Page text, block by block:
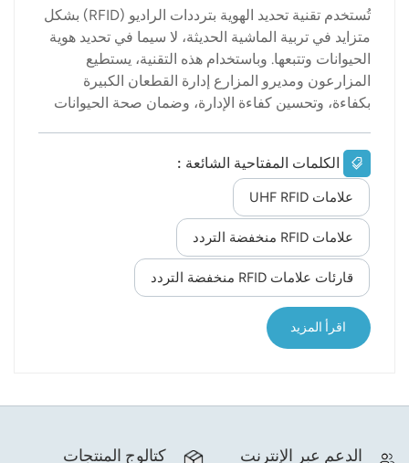
Polski
แบบไทย
Indonesia
norsk
magyar
تُستخدم تقنية تحديد الهوية بترددات الراديو (RFID) بشكل
متزايد في تربية الماشية الحديثة، لا سيما في تحديد هوية
الحيوانات وتتبعها. وباستخدام هذه التقنية، يستطيع
المزارعون ومديرو المزارع إدارة القطعان الكبيرة
بكفاءة، وتحسين كفاءة الإدارة، وضمان صحة الحيوانات
المواشي، تعمل علامات وقارئات تحديد الهوية بموجات
الراديو (RFID) الشائعة الاستخدام بشكل رئيسي ضمن
ولكل نطاق ترددي مزاياه وعيوبه وسيناريوهات استخدامه
وتتمتع أجهزة القراءة بمدى قراءة أطول (يتراوح عادةً بين
1 و12 مترًا)، مما يجعلها مناسبة للاستخدام في المراعي
المفتوحة. ويتيح نطاق التردد هذا تحديد الهوية عن بُعد
وجمع البيانات دون إزعاج الحيوانا...
الكلمات المفتاحية الشائعة :
علامات UHF RFID
علامات RFID منخفضة التردد
قارئات علامات RFID منخفضة التردد
اقرأ المزيد
كتالوج المنتجات الدعم عبر الإنترنت